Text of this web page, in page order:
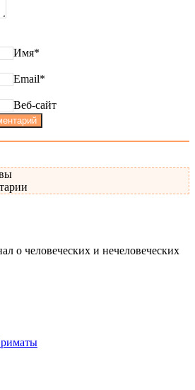
Имя*
Email*
Веб-сайт
о человеческих и нечеловеческих